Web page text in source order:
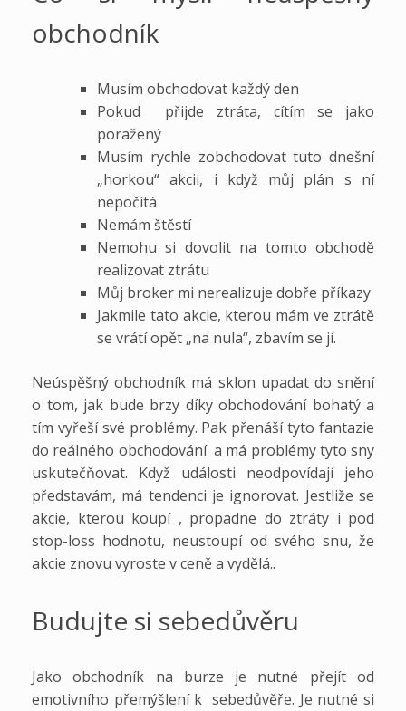
obchodník
Musím obchodovat každý den
Pokud přijde ztráta, cítím se jako
poražený
Musím rychle zobchodovat tuto dnešní
„horkou“ akcii, i když můj plán s ní
nepočítá
Nemám štěstí
Nemohu si dovolit na tomto obchodě
realizovat ztrátu
Můj broker mi nerealizuje dobře příkazy
Jakmile tato akcie, kterou mám ve ztrátě
se vrátí opět „na nula“, zbavím se jí.
Neúspěšný obchodník má sklon upadat do snění
o tom, jak bude brzy díky obchodování bohatý a
tím vyřeší své problémy. Pak přenáší tyto fantazie
do reálného obchodování a má problémy tyto sny
uskutečňovat. Když události neodpovídají jeho
představám, má tendenci je ignorovat. Jestliže se
akcie, kterou koupí , propadne do ztráty i pod
stop-loss hodnotu, neustoupí od svého snu, že
akcie znovu vyroste v ceně a vydělá..
Budujte si sebedůvěru
Jako obchodník na burze je nutné přejít od
emotivního přemýšlení k sebedůvěře. Je nutné si